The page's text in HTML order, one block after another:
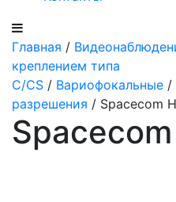
Главная /
креплением типа
C/CS / Вариофокальные /
разрешения / Spacecom